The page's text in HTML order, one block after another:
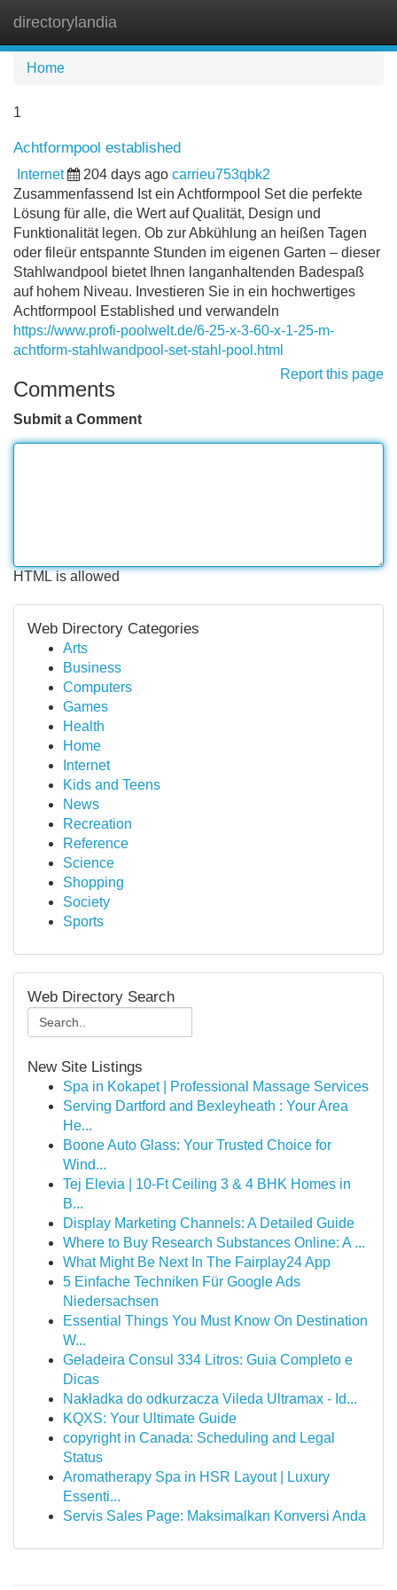
directorylandia
Home
1
Achtformpool established
Internet 204 days ago carrieu753qbk2
Zusammenfassend Ist ein Achtformpool Set die perfekte
Lösung für alle, die Wert auf Qualität, Design und
Funktionalität legen. Ob zur Abkühlung an heißen Tagen
oder fileür entspannte Stunden im eigenen Garten – dieser
Stahlwandpool bietet Ihnen langanhaltenden Badespaß
auf hohem Niveau. Investieren Sie in ein hochwertiges
Achtformpool Established und verwandeln
https://www.profi-poolwelt.de/6-25-x-3-60-x-1-25-m-
achtform-stahlwandpool-set-stahl-pool.html
Report this page
Comments
Submit a Comment
HTML is allowed
Web Directory Categories
Arts
Business
Computers
Games
Health
Home
Internet
Kids and Teens
News
Recreation
Reference
Science
Shopping
Society
Sports
Web Directory Search
New Site Listings
Spa in Kokapet | Professional Massage Services
Serving Dartford and Bexleyheath : Your Area
He...
Boone Auto Glass: Your Trusted Choice for
Wind...
Tej Elevia | 10-Ft Ceiling 3 & 4 BHK Homes in
B...
Display Marketing Channels: A Detailed Guide
Where to Buy Research Substances Online: A ...
What Might Be Next In The Fairplay24 App
5 Einfache Techniken Für Google Ads
Niedersachsen
Essential Things You Must Know On Destination
W...
Geladeira Consul 334 Litros: Guia Completo e
Dicas
Nakładka do odkurzacza Vileda Ultramax - Id...
KQXS: Your Ultimate Guide
copyright in Canada: Scheduling and Legal
Status
Aromatherapy Spa in HSR Layout | Luxury
Essenti...
Servis Sales Page: Maksimalkan Konversi Anda